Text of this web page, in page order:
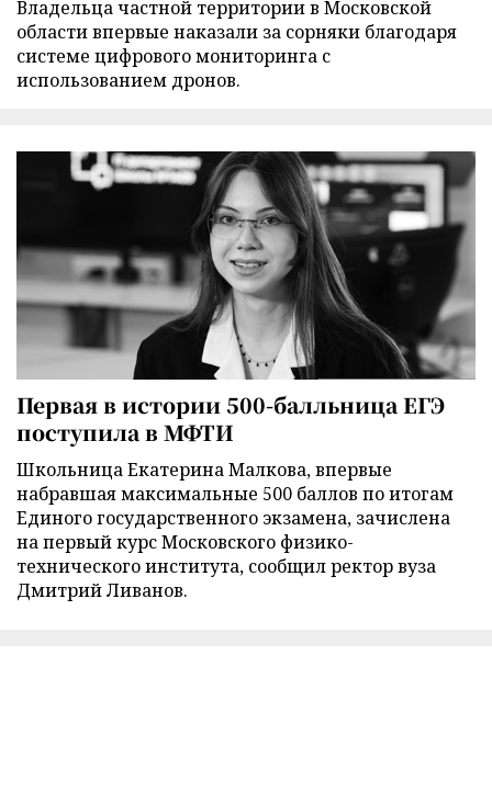
Владельца частной территории в Московской
области впервые наказали за сорняки благодаря
системе цифрового мониторинга с
использованием дронов.
Первая в истории 500-балльница ЕГЭ
поступила в МФТИ
Школьница Екатерина Малкова, впервые
набравшая максимальные 500 баллов по итогам
Единого государственного экзамена, зачислена
на первый курс Московского физико-
технического института, сообщил ректор вуза
Дмитрий Ливанов.